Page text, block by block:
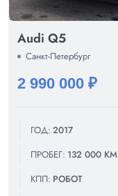
Audi Q5
Санкт-Петербург
2 990 000 ₽
ГОД: 2017
ПРОБЕГ: 132 000 КМ
КПП: РОБОТ